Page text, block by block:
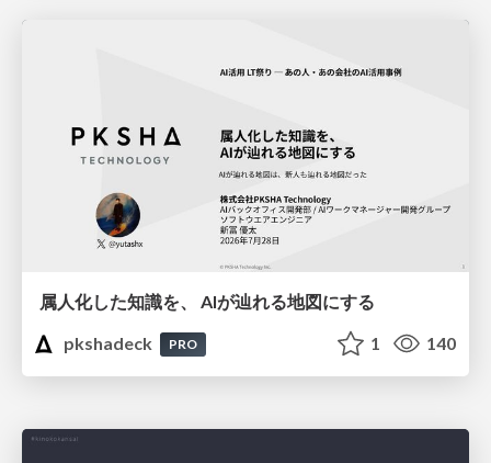
属人化した知識を、 AIが辿れる地図にする
pkshadeck
PRO 1 140